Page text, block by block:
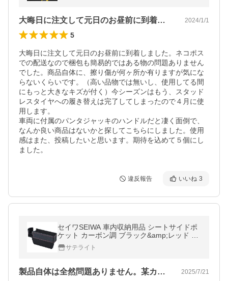
大晦日に注文して元日のお昼前に到着しま… 2024/1/1
5
大晦日に注文して元日のお昼前に到着しました。ネコポス
での配送なので梱包も簡易的ではある物の問題ありません
でした。商品自体に、擦り傷が何ヶ所か有りますが気にな
らないくらいです。（高い品物では無いし、使用してる間
にもっと大きなキズが付く）今シーズンはもう、スタッド
レスタイヤへの履き替えは完了してしまったので４月に使
用します。
車両に付属のパンタジャッキのハンドルだと凄く面倒で、
なんか良い商品はないかと探してこちらにしました。使用
感はまた、投稿したいと思います。期待を込めて５個にし
ました。
違反報告 いいね 3
セイワSEIWA 車内収納用品 シートサイドポ
ケット カーボン調 ブラック&amp;レッド W
A64 座席&amp;隙間挿入タイプ カー用品
サテライト
製品自体は全然問題ありません。某カー用… 2025/7/21